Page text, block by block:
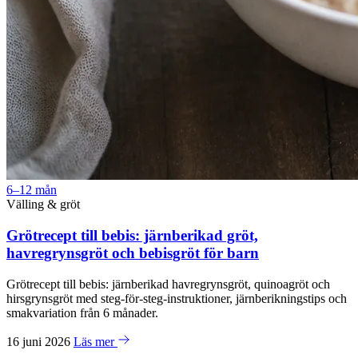
6–12 mån
Välling & gröt
Grötrecept till bebis: järnberikad gröt,
havregrynsgröt och bebisgröt för barn
Grötrecept till bebis: järnberikad havregrynsgröt, quinoagröt och
hirsgrynsgröt med steg-för-steg-instruktioner, järnberiknings­tips och
smakvariation från 6 månader.
16 juni 2026 Läs mer